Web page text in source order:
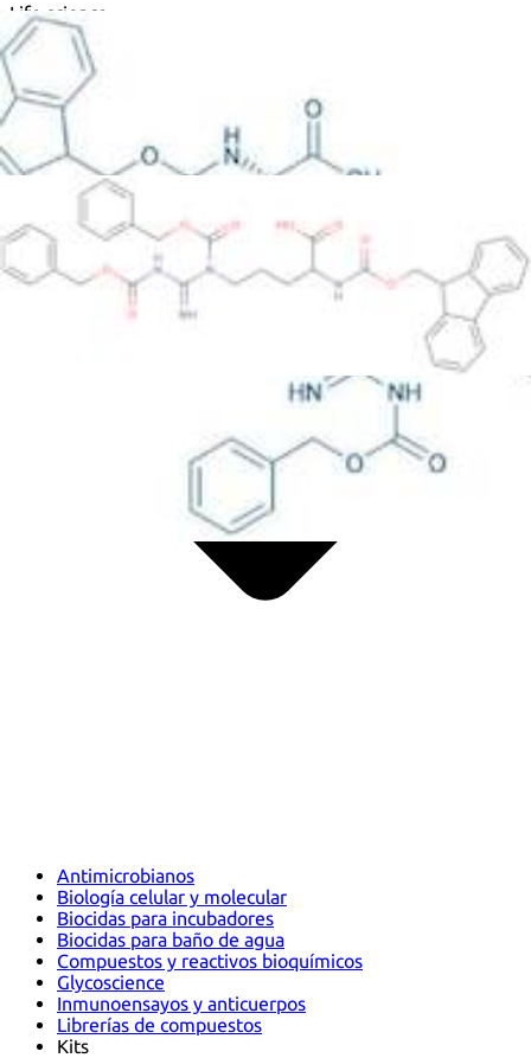
Life science
Antimicrobianos
Biología celular y molecular
Biocidas para incubadores
Biocidas para baño de agua
Compuestos y reactivos bioquímicos
Glycoscience
Inmunoensayos y anticuerpos
Librerías de compuestos
Kits